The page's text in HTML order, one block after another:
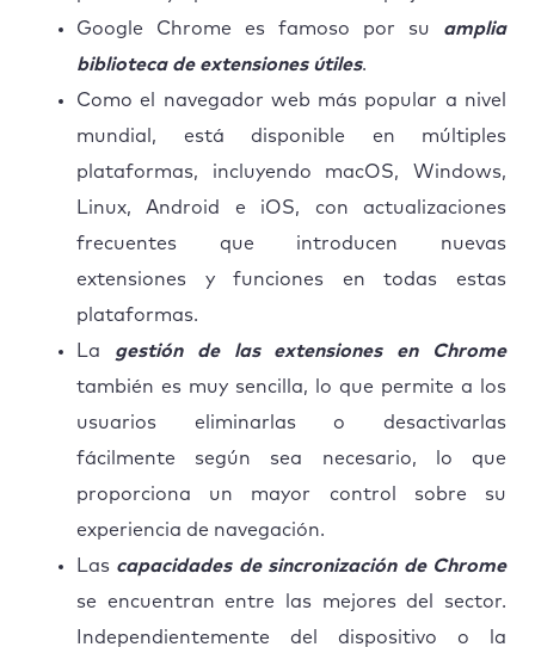
Google Chrome es famoso por su amplia
biblioteca de extensiones útiles.
Como el navegador web más popular a nivel
mundial, está disponible en múltiples
plataformas, incluyendo macOS, Windows,
Linux, Android e iOS, con actualizaciones
frecuentes que introducen nuevas
extensiones y funciones en todas estas
plataformas.
La gestión de las extensiones en Chrome
también es muy sencilla, lo que permite a los
usuarios eliminarlas o desactivarlas
fácilmente según sea necesario, lo que
proporciona un mayor control sobre su
experiencia de navegación.
Las capacidades de sincronización de Chrome
se encuentran entre las mejores del sector.
Independientemente del dispositivo o la